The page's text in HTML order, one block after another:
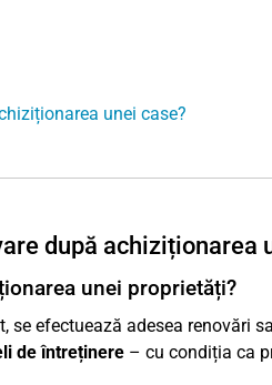
unei case?
după achiziționarea
unei proprietăți?
efectuează adesea renovări
de întreținere– cu condiția ca